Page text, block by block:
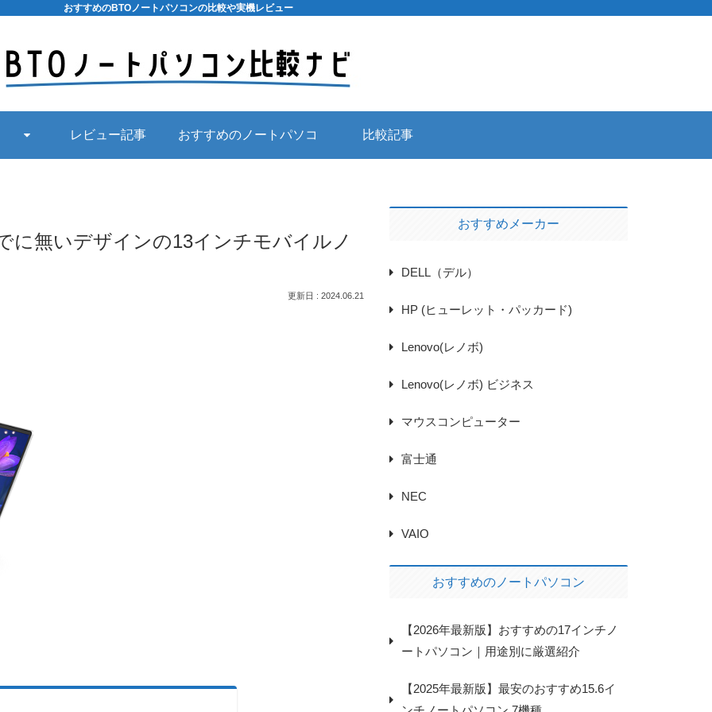
おすすめのBTOノートパソコンの比較や実機レビュー
レビュー記事 おすすめのノートパソコ 比較記事
に無いデザインの13インチモバイルノ
2024.06.21
おすすめメーカー
DELL（デル）
HP (ヒューレット・パッカード)
Lenovo(レノボ)
Lenovo(レノボ) ビジネス
マウスコンピューター
富士通
NEC
VAIO
おすすめのノートパソコン
【2026年最新版】おすすめの17インチノ
ートパソコン｜用途別に厳選紹介
【2025年最新版】最安のおすすめ15.6イ